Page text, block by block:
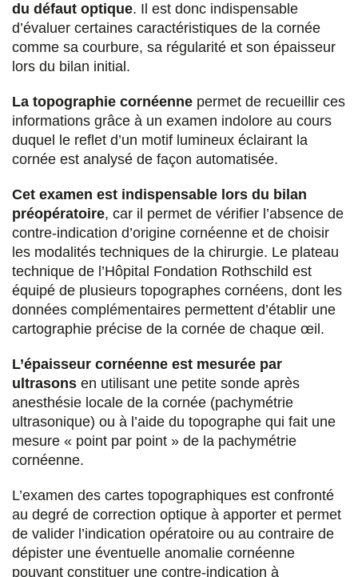
du défaut optique. Il est donc indispensable
d’évaluer certaines caractéristiques de la cornée
comme sa courbure, sa régularité et son épaisseur
lors du bilan initial.
La topographie cornéenne permet de recueillir ces
informations grâce à un examen indolore au cours
duquel le reflet d’un motif lumineux éclairant la
cornée est analysé de façon automatisée.
Cet examen est indispensable lors du bilan
préopératoire, car il permet de vérifier l’absence de
contre-indication d’origine cornéenne et de choisir
les modalités techniques de la chirurgie. Le plateau
technique de l’Hôpital Fondation Rothschild est
équipé de plusieurs topographes cornéens, dont les
données complémentaires permettent d’établir une
cartographie précise de la cornée de chaque œil.
L’épaisseur cornéenne est mesurée par
ultrasons en utilisant une petite sonde après
anesthésie locale de la cornée (pachymétrie
ultrasonique) ou à l’aide du topographe qui fait une
mesure « point par point » de la pachymétrie
cornéenne.
L’examen des cartes topographiques est confronté
au degré de correction optique à apporter et permet
de valider l’indication opératoire ou au contraire de
dépister une éventuelle anomalie cornéenne
pouvant constituer une contre-indication à